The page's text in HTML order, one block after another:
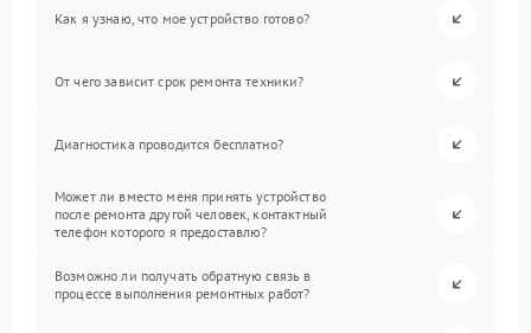
Как я узнаю, что мое устройство готово?
От чего зависит срок ремонта техники?
Диагностика проводится бесплатно?
Может ли вместо меня принять устройство
после ремонта другой человек, контактный
телефон которого я предоставлю?
Возможно ли получать обратную связь в
процессе выполнения ремонтных работ?